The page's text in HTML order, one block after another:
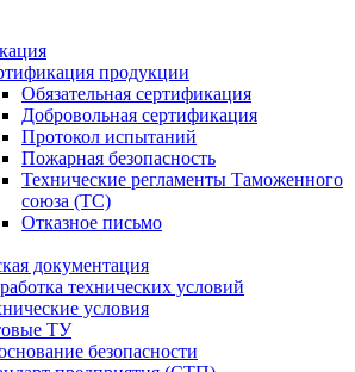
продукции
Обязательная сертификация
Добровольная сертификация
Протокол испытаний
Пожарная безопасность
Технические регламенты Таможенного
союза (ТС)
Отказное письмо
документация
технических условий
условия
ТУ
безопасности